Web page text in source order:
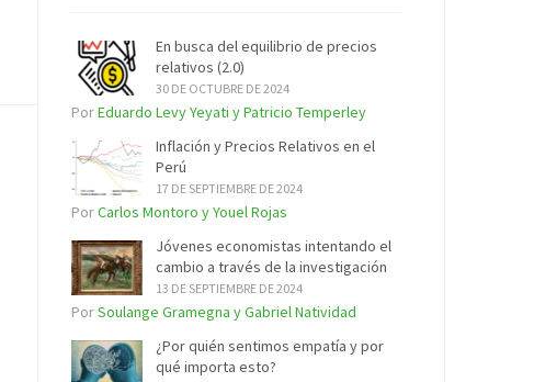
En busca del equilibrio de precios
relativos (2.0)
30 DE OCTUBRE DE 2024
PorEduardo Levy Yeyati y Patricio Temperley
Inflación y Precios Relativos en el
Perú
17 DE SEPTIEMBRE DE 2024
PorCarlos Montoro y Youel Rojas
Jóvenes economistas intentando el
cambio a través de la investigación
13 DE SEPTIEMBRE DE 2024
PorSoulange Gramegna y Gabriel Natividad
¿Por quién sentimos empatía y por
qué importa esto?